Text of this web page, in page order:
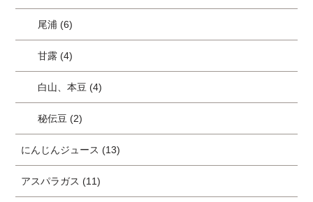
尾浦 (6)
甘露 (4)
白山、本豆 (4)
秘伝豆 (2)
にんじんジュース (13)
アスパラガス (11)